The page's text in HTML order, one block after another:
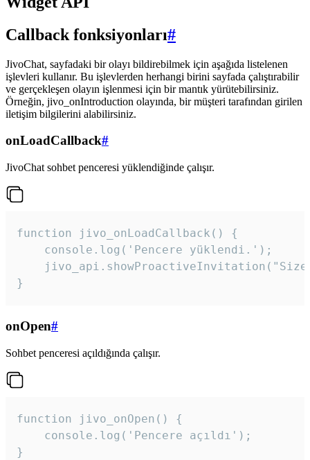
Callback fonksiyonları#
JivoChat, sayfadaki bir olayı bildirebilmek için aşağıda listelenen
işlevleri kullanır. Bu işlevlerden herhangi birini sayfada çalıştırabilir
ve gerçekleşen olayın işlenmesi için bir mantık yürütebilirsiniz.
Örneğin, jivo_onIntroduction olayında, bir müşteri tarafından girilen
iletişim bilgilerini alabilirsiniz.
onLoadCallback#
JivoChat sohbet penceresi yüklendiğinde çalışır.
function jivo_onLoadCallback() {
    console.log('Pencere yüklendi.');
}
onOpen#
Sohbet penceresi açıldığında çalışır.
function jivo_onOpen() {
    console.log('Pencere açıldı');
}